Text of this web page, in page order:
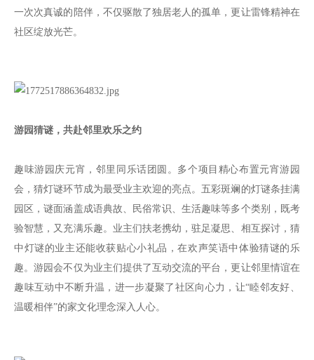
一次次真诚的陪伴，不仅驱散了独居老人的孤单，更让雷锋精神在
社区绽放光芒。
游园猜谜，共赴邻里欢乐之约
趣味游园庆元宵，邻里同乐话团圆。多个项目精心布置元宵游园
会，猜灯谜环节成为最受业主欢迎的亮点。五彩斑斓的灯谜条挂满
园区，谜面涵盖成语典故、民俗常识、生活趣味等多个类别，既考
验智慧，又充满乐趣。业主们扶老携幼，驻足凝思、相互探讨，猜
中灯谜的业主还能收获贴心小礼品，在欢声笑语中体验猜谜的乐
趣。游园会不仅为业主们提供了互动交流的平台，更让邻里情谊在
趣味互动中不断升温，进一步凝聚了社区向心力，让“睦邻友好、
温暖相伴”的家文化理念深入人心。